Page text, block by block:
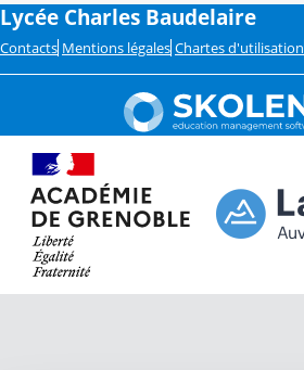
Lycée Charles Baudelaire
Contacts Mentions légales Chartes d'utilisation